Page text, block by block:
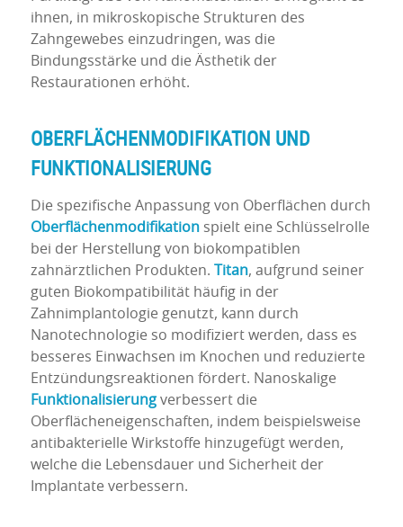
ihnen, in mikroskopische Strukturen des
Zahngewebes einzudringen, was die
Bindungsstärke und die Ästhetik der
Restaurationen erhöht.
OBERFLÄCHENMODIFIKATION UND
FUNKTIONALISIERUNG
Die spezifische Anpassung von Oberflächen durch
Oberflächenmodifikationspielt eine Schlüsselrolle
bei der Herstellung von biokompatiblen
zahnärztlichen Produkten.
Titan, aufgrund seiner
guten Biokompatibilität häufig in der
Zahnimplantologie genutzt, kann durch
Nanotechnologie so modifiziert werden, dass es
besseres Einwachsen im Knochen und reduzierte
Entzündungsreaktionen fördert. Nanoskalige
Funktionalisierungverbessert die
Oberflächeneigenschaften, indem beispielsweise
antibakterielle Wirkstoffe hinzugefügt werden,
welche die Lebensdauer und Sicherheit der
Implantate verbessern.